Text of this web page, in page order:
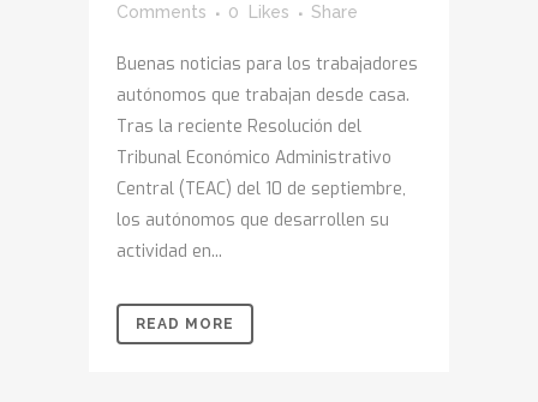
Comments
0 Likes Share
Buenas noticias para los trabajadores
autónomos que trabajan desde casa.
Tras la reciente Resolución del
Tribunal Económico Administrativo
Central (TEAC) del 10 de septiembre,
los autónomos que desarrollen su
actividad en...
READ MORE